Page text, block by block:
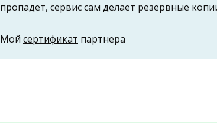
пропадет, сервис сам делает резервные
Мой сертификат партнера